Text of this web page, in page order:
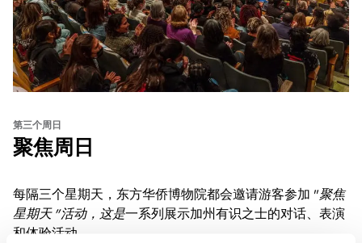
第三个周日
聚焦周日
每隔三个星期天，东方华侨博物院都会邀请游客参加 "聚焦
星期天 "活动，这是一系列展示加州有识之士的对话、表演
和体验活动。